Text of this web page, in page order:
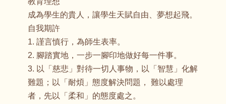
成為學生的貴人，讓學生天賦自由、夢想起飛。
自我期許
1. 謹言慎行，為師生表率。
2. 腳踏實地，一步一腳印地做好每一件事。
3. 以「慈悲」對待一切人事物，以「智慧」化解
難題；以「耐煩」態度解決問題， 難以處理
者，先以「柔和」的態度處之。